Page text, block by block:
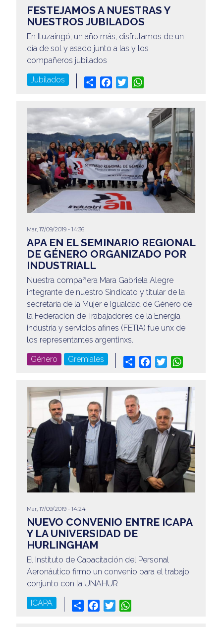
FESTEJAMOS A NUESTRAS Y
NUESTROS JUBILADOS
En Ituzaingó, un año más, disfrutamos de un
día de sol y asado junto a las y los
compañeros jubilados
Jubilados Share Facebook
Twitter
Mar, 17/09/2019 - 14:36
APA EN EL SEMINARIO REGIONAL
DE GÉNERO ORGANIZADO POR
INDUSTRIALL
Nuestra compañera Mara Gabriela Alegre
integrante de nuestro Sindicato y titular de la
secretaría de la Mujer e Igualdad de Género de
la Federacion de Trabajadores de la Energia
industria y servicios afines (FETIA) fue unx de
los representantes argentinxs.
Género Gremiales Share Facebook
Twitter
Mar, 17/09/2019 - 14:24
NUEVO CONVENIO ENTRE ICAPA
Y LA UNIVERSIDAD DE
HURLINGHAM
El Instituto de Capacitación del Personal
Aeronáutico firmo un convenio para el trabajo
conjunto con la UNAHUR
ICAPA Share Facebook
Twitter